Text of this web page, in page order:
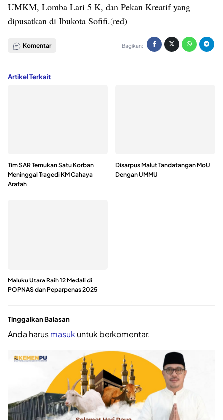
UMKM, Lomba Lari 5 K, dan Pekan Kreatif yang
dipusatkan di Ibukota Sofifi.(red)
Komentar Bagikan:
Artikel Terkait
Tim SAR Temukan Satu Korban
Meninggal Tragedi KM Cahaya
Arafah
Disarpus Malut Tandatangan MoU
Dengan UMMU
Maluku Utara Raih 12 Medali di
POPNAS dan Peparpenas 2025
Tinggalkan Balasan
Anda harusmasuk untuk berkomentar.